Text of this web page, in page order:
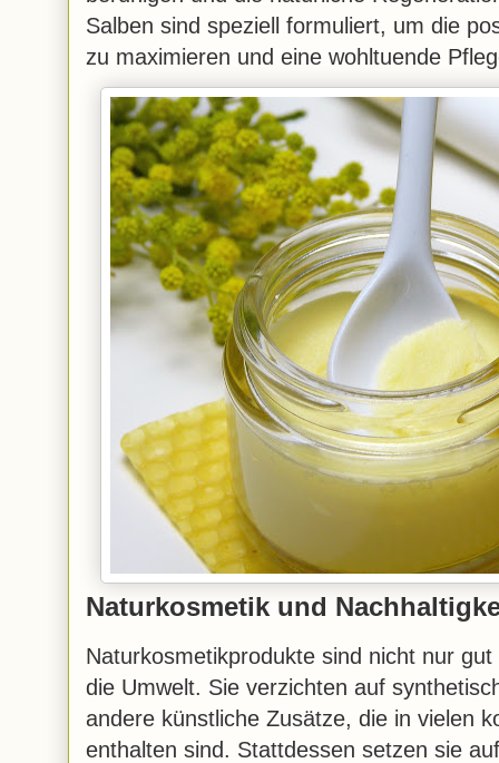
Salben sind speziell formuliert, um die
zu maximieren und eine wohltuende
Naturkosmetik und
Naturkosmetikprodukte sind nicht nur
die Umwelt. Sie verzichten auf
andere künstliche Zusätze, die in vielen
enthalten sind. Stattdessen setzen sie